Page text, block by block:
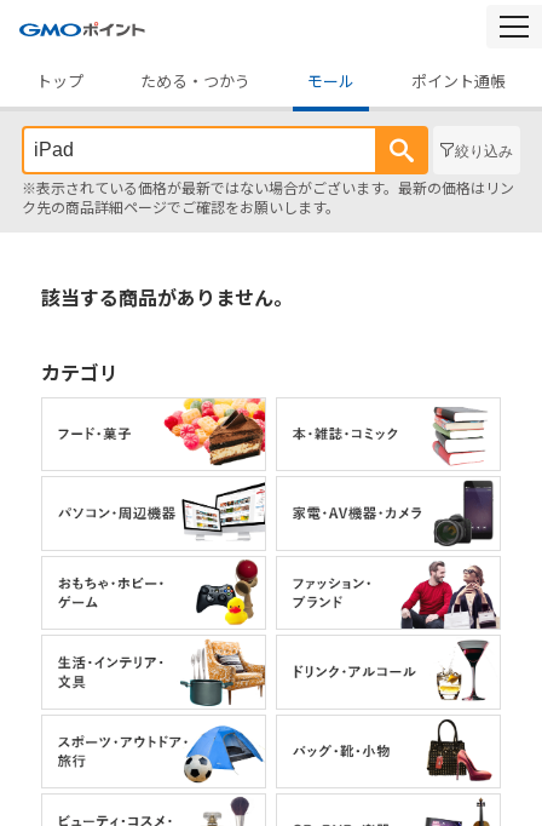
トップ
ためる・つかう モール ポイント通帳
絞り込み
※表示されている価格が最新ではない場合がございます。最新の価格はリン
ク先の商品詳細ページでご確認をお願いします。
該当する商品がありません。
カテゴリ